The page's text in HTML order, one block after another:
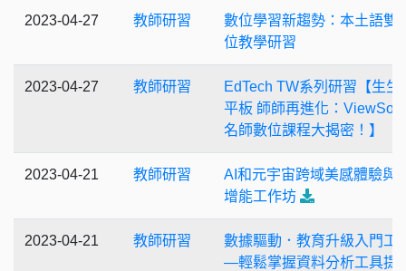
2023-04-27 教師研習
數位學習新趨勢：本土語雙
位教學研習
2023-04-27 教師研習
EdTech TW系列研習【生生
平板 師師再進化：
名師數位課程大揭密！】
2023-04-21 教師研習
AI和元宇宙跨域美感體驗與
增能工作坊
2023-04-21 教師研習
數據驅動．教育升級入門工
—輕鬆掌握資料分析工具提